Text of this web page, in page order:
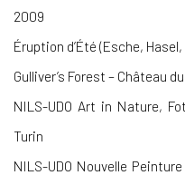
2009
Éruption d’Été (Esche,
Gulliver’s Forest – Château
NILS-UDO Art in Nature,
Turin
NILS-UDO Nouvelle